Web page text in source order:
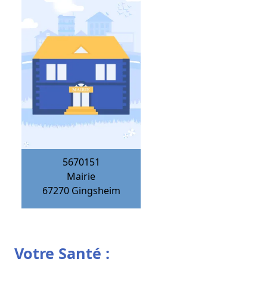
5670151
Mairie
67270 Gingsheim
Votre Santé :